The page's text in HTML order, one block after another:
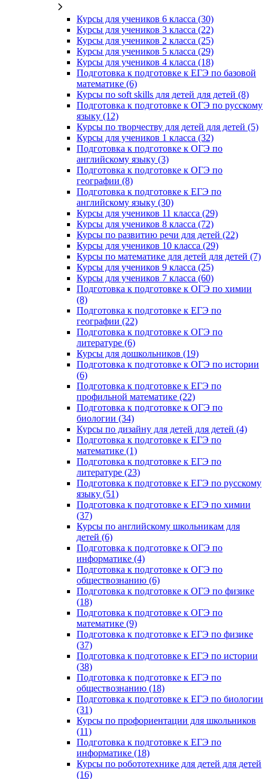
Курсы для учеников 6 класса (30)
Курсы для учеников 3 класса (22)
Курсы для учеников 2 класса (25)
Курсы для учеников 5 класса (29)
Курсы для учеников 4 класса (18)
Подготовка к подготовке к ЕГЭ по базовой
математике (6)
Курсы по soft skills для детей для детей (8)
Подготовка к подготовке к ОГЭ по русскому
языку (12)
Курсы по творчеству для детей для детей (5)
Курсы для учеников 1 класса (32)
Подготовка к подготовке к ОГЭ по
английскому языку (3)
Подготовка к подготовке к ОГЭ по
географии (8)
Подготовка к подготовке к ЕГЭ по
английскому языку (30)
Курсы для учеников 11 класса (29)
Курсы для учеников 8 класса (72)
Курсы по развитию речи для детей (22)
Курсы для учеников 10 класса (29)
Курсы по математике для детей для детей (7)
Курсы для учеников 9 класса (25)
Курсы для учеников 7 класса (60)
Подготовка к подготовке к ОГЭ по химии
(8)
Подготовка к подготовке к ЕГЭ по
географии (22)
Подготовка к подготовке к ОГЭ по
литературе (6)
Курсы для дошкольников (19)
Подготовка к подготовке к ОГЭ по истории
(6)
Подготовка к подготовке к ЕГЭ по
профильной математике (22)
Подготовка к подготовке к ОГЭ по
биологии (34)
Курсы по дизайну для детей для детей (4)
Подготовка к подготовке к ЕГЭ по
математике (1)
Подготовка к подготовке к ЕГЭ по
литературе (23)
Подготовка к подготовке к ЕГЭ по русскому
языку (51)
Подготовка к подготовке к ЕГЭ по химии
(37)
Курсы по английскому школьникам для
детей (6)
Подготовка к подготовке к ОГЭ по
информатике (4)
Подготовка к подготовке к ОГЭ по
обществознанию (6)
Подготовка к подготовке к ОГЭ по физике
(18)
Подготовка к подготовке к ОГЭ по
математике (9)
Подготовка к подготовке к ЕГЭ по физике
(37)
Подготовка к подготовке к ЕГЭ по истории
(38)
Подготовка к подготовке к ЕГЭ по
обществознанию (18)
Подготовка к подготовке к ЕГЭ по биологии
(31)
Курсы по профориентации для школьников
(11)
Подготовка к подготовке к ЕГЭ по
информатике (18)
Курсы по робототехнике для детей для детей
(16)